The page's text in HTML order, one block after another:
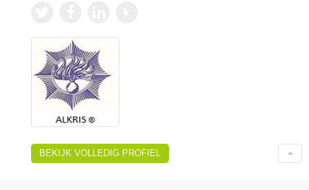
BEKIJK VOLLEDIG PROFIEL